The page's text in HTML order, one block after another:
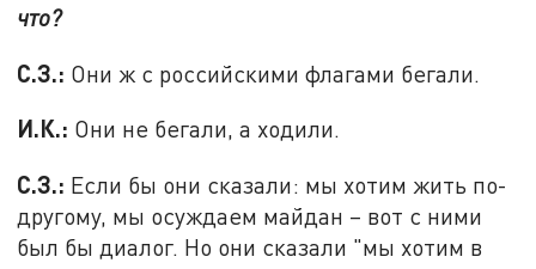
что?
С.З.: Они ж с российскими флагами бегали.
И.К.: Они не бегали, а ходили.
С.З.: Если бы они сказали: мы хотим жить по-
другому, мы осуждаем майдан – вот с ними
был бы диалог. Но они сказали "мы хотим в